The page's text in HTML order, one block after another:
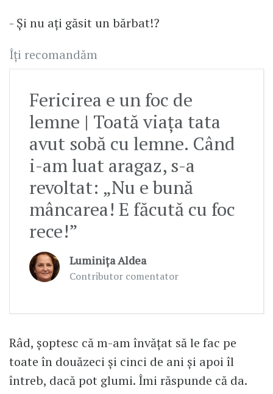
- Și nu ați găsit un bărbat!?
Îți recomandăm
Fericirea e un foc de
lemne | Toată viața tata
avut sobă cu lemne. Când
i-am luat aragaz, s-a
revoltat: „Nu e bună
mâncarea! E făcută cu foc
rece!”
Luminița Aldea
Contributor comentator
Râd, șoptesc că m-am învățat să le fac pe
toate în douăzeci și cinci de ani și apoi îl
întreb, dacă pot glumi. Îmi răspunde că da.